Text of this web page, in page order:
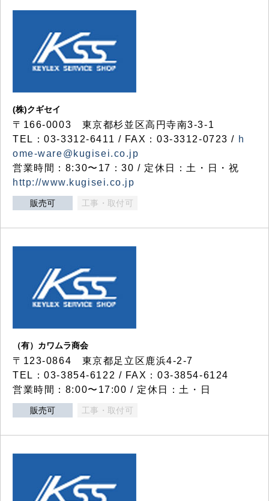
(株)クギセイ
〒166-0003 東京都杉並区高円寺南3-3-1
TEL：03-3312-6411 / FAX：03-3312-0723 / h
ome-ware@kugisei.co.jp
営業時間：8:30〜17：30 / 定休日：土・日・祝
http://www.kugisei.co.jp
販売可 工事・取付可
（有）カワムラ商会
〒123-0864 東京都足立区鹿浜4-2-7
TEL：03-3854-6122 / FAX：03-3854-6124
営業時間：8:00〜17:00 / 定休日：土・日
販売可 工事・取付可